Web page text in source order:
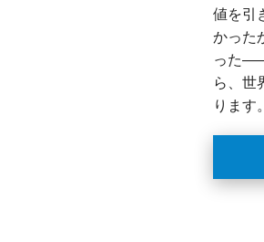
値を引
かった
った
ら、世
ります。